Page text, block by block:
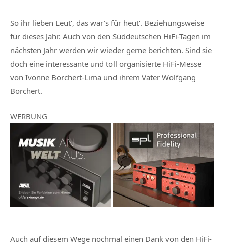
So ihr lieben Leut‘, das war’s für heut‘. Beziehungsweise
für dieses Jahr. Auch von den Süddeutschen HiFi-Tagen im
nächsten Jahr werden wir wieder gerne berichten. Sind sie
doch eine interessante und toll organisierte HiFi-Messe
von Ivonne Borchert-Lima und ihrem Vater Wolfgang
Borchert.
WERBUNG
Auch auf diesem Wege nochmal einen Dank von den HiFi-